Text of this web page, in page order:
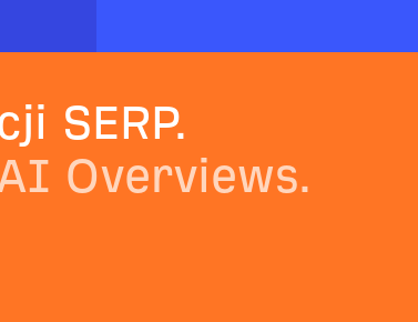
SERP.
Overviews.